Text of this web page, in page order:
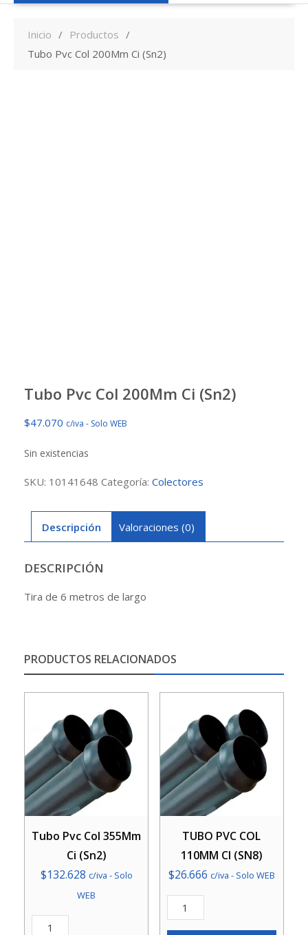
Inicio
Productos
Tubo Pvc Col 200Mm Ci (Sn2)
Tubo Pvc Col 200Mm Ci (Sn2)
$47.070 c/iva - Solo WEB
Sin existencias
SKU: 10141648 Categoría: Colectores
Descripción Valoraciones (0)
DESCRIPCIÓN
Tira de 6 metros de largo
PRODUCTOS RELACIONADOS
Tubo Pvc Col 355Mm
Ci (Sn2)
$132.628 c/iva - Solo
WEB
Tubo
TUBO PVC COL
110MM CI (SN8)
$26.666 c/iva - Solo WEB
TUBO
PVC